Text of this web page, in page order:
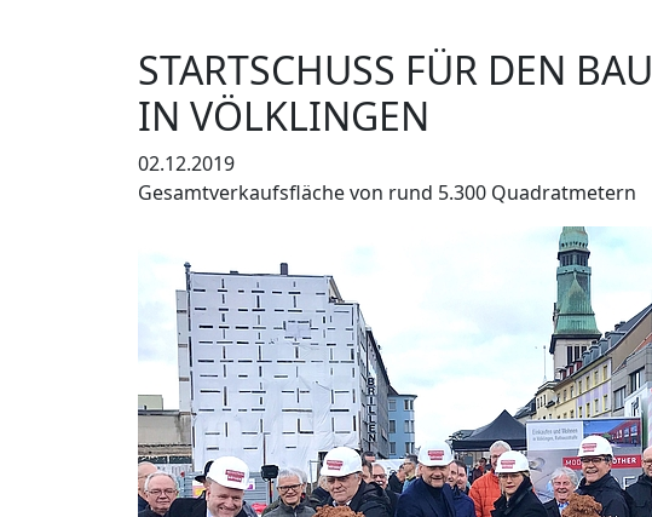
STARTSCHUSS FÜR DEN
IN VÖLKLINGEN
02.12.2019
Gesamtverkaufsfläche von rund 5.300 Quadratmetern